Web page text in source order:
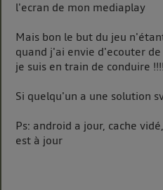
l'ecran de mon mediaplay
Mais bon le but du jeu
quand j'ai envie d'ecouter
je suis en train de conduire !!!!
Si quelqu'un a une solution
Ps: android a jour, cache
est à jour
sur la navigation des
Vous pouvez à tout
surle portail d’Utiq("
d'informations, veuillez